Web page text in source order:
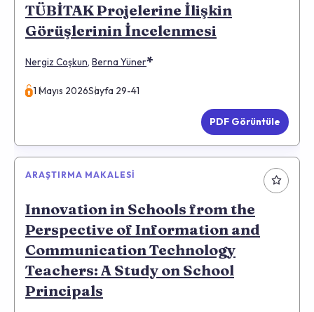
TÜBİTAK Projelerine İlişkin
Görüşlerinin İncelenmesi
Nergiz Coşkun, Berna Yüner*
1 Mayıs 2026Sayfa 29-41
PDF Görüntüle
ARAŞTIRMA MAKALESI
Innovation in Schools from the
Perspective of Information and
Communication Technology
Teachers: A Study on School
Principals